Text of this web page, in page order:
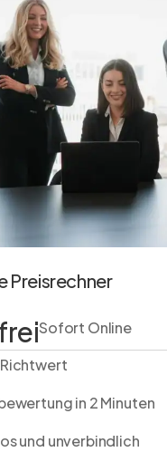
Preisrechner
Sofort Online
in 2 Minuten
und unverbindlich